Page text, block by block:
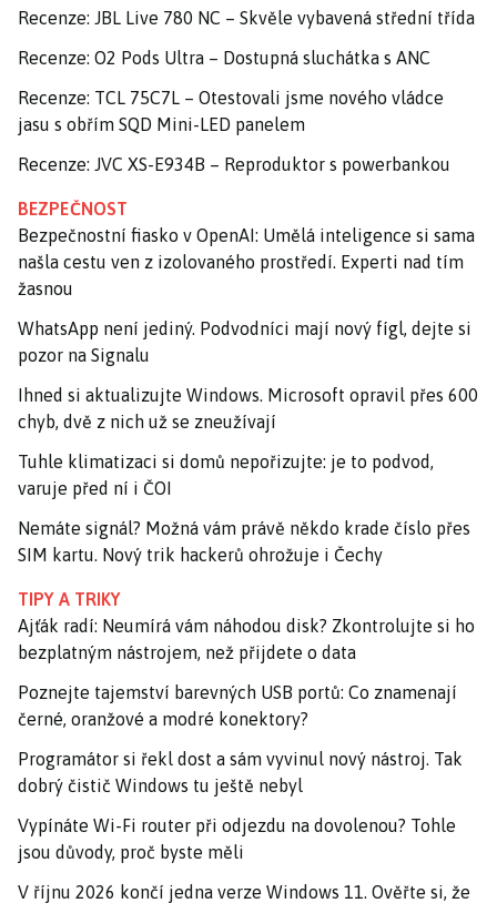
Recenze: JBL Live 780 NC – Skvěle vybavená střední třída
Recenze: O2 Pods Ultra – Dostupná sluchátka s ANC
Recenze: TCL 75C7L – Otestovali jsme nového vládce
jasu s obřím SQD Mini-LED panelem
Recenze: JVC XS-E934B – Reproduktor s powerbankou
BEZPEČNOST
Bezpečnostní fiasko v OpenAI: Umělá inteligence si sama
našla cestu ven z izolovaného prostředí. Experti nad tím
žasnou
WhatsApp není jediný. Podvodníci mají nový fígl, dejte si
pozor na Signalu
Ihned si aktualizujte Windows. Microsoft opravil přes 600
chyb, dvě z nich už se zneužívají
Tuhle klimatizaci si domů nepořizujte: je to podvod,
varuje před ní i ČOI
Nemáte signál? Možná vám právě někdo krade číslo přes
SIM kartu. Nový trik hackerů ohrožuje i Čechy
TIPY A TRIKY
Ajťák radí: Neumírá vám náhodou disk? Zkontrolujte si ho
bezplatným nástrojem, než přijdete o data
Poznejte tajemství barevných USB portů: Co znamenají
černé, oranžové a modré konektory?
Programátor si řekl dost a sám vyvinul nový nástroj. Tak
dobrý čistič Windows tu ještě nebyl
Vypínáte Wi-Fi router při odjezdu na dovolenou? Tohle
jsou důvody, proč byste měli
V říjnu 2026 končí jedna verze Windows 11. Ověřte si, že